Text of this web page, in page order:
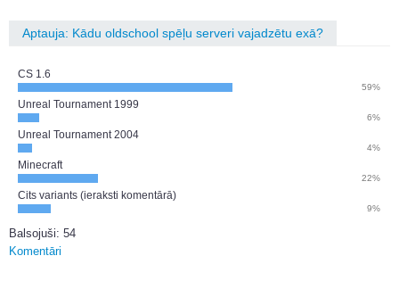
Aptauja: Kādu oldschool spēļu serveri vajadzētu exā?
CS 1.6
59%
Unreal Tournament 1999
6%
Unreal Tournament 2004
4%
Minecraft
22%
Cits variants (ieraksti komentārā)
9%
Balsojuši: 54
Komentāri